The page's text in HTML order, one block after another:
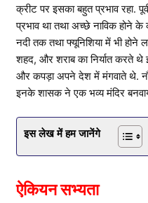
क्रीट पर इसका बहुत प्रभाव रहा.
प्रभाव था तथा अच्छे नाविक होने के
नदी तक तथा फ्यूनिशिया में भी होने
शहद, और शराब का निर्यात करते
और कपड़ा अपने देश में मंगवाते थे.
इनके शासक ने एक भव्य मंदिर
इस लेख में हम जानेंगे
ऐकियन सभ्यता